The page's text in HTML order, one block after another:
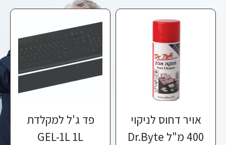
אויר דחוס לניקוי
400 מ"ל Dr.Byte
פד ג'ל למקלדת
GEL-1L 1L